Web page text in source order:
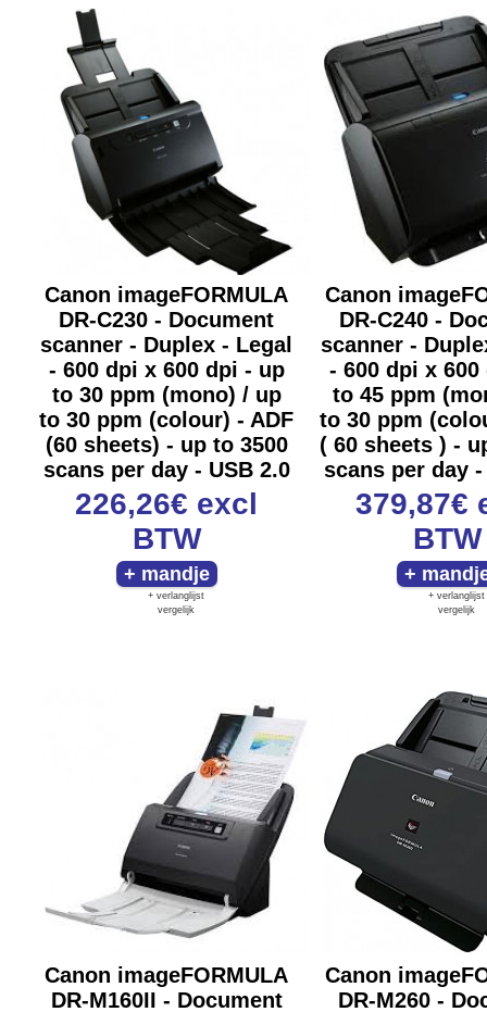
Canon imageFORMULA
DR-C230 - Document
scanner - Duplex - Legal
- 600 dpi x 600 dpi - up
to 30 ppm (mono) / up
to 30 ppm (colour) - ADF
(60 sheets) - up to 3500
scans per day - USB 2.0
226,26€ excl
BTW
+ verlanglijst
vergelijk
Canon
DR-C240 -
scanner -
- 600 dpi x
to 45 ppm
to 30 ppm
( 60 sheets ) -
scans per day -
379,87€
BTW
+ verlanglijst
vergelijk
Canon imageFORMULA
DR-M160II - Document
Canon
DR-M260 -